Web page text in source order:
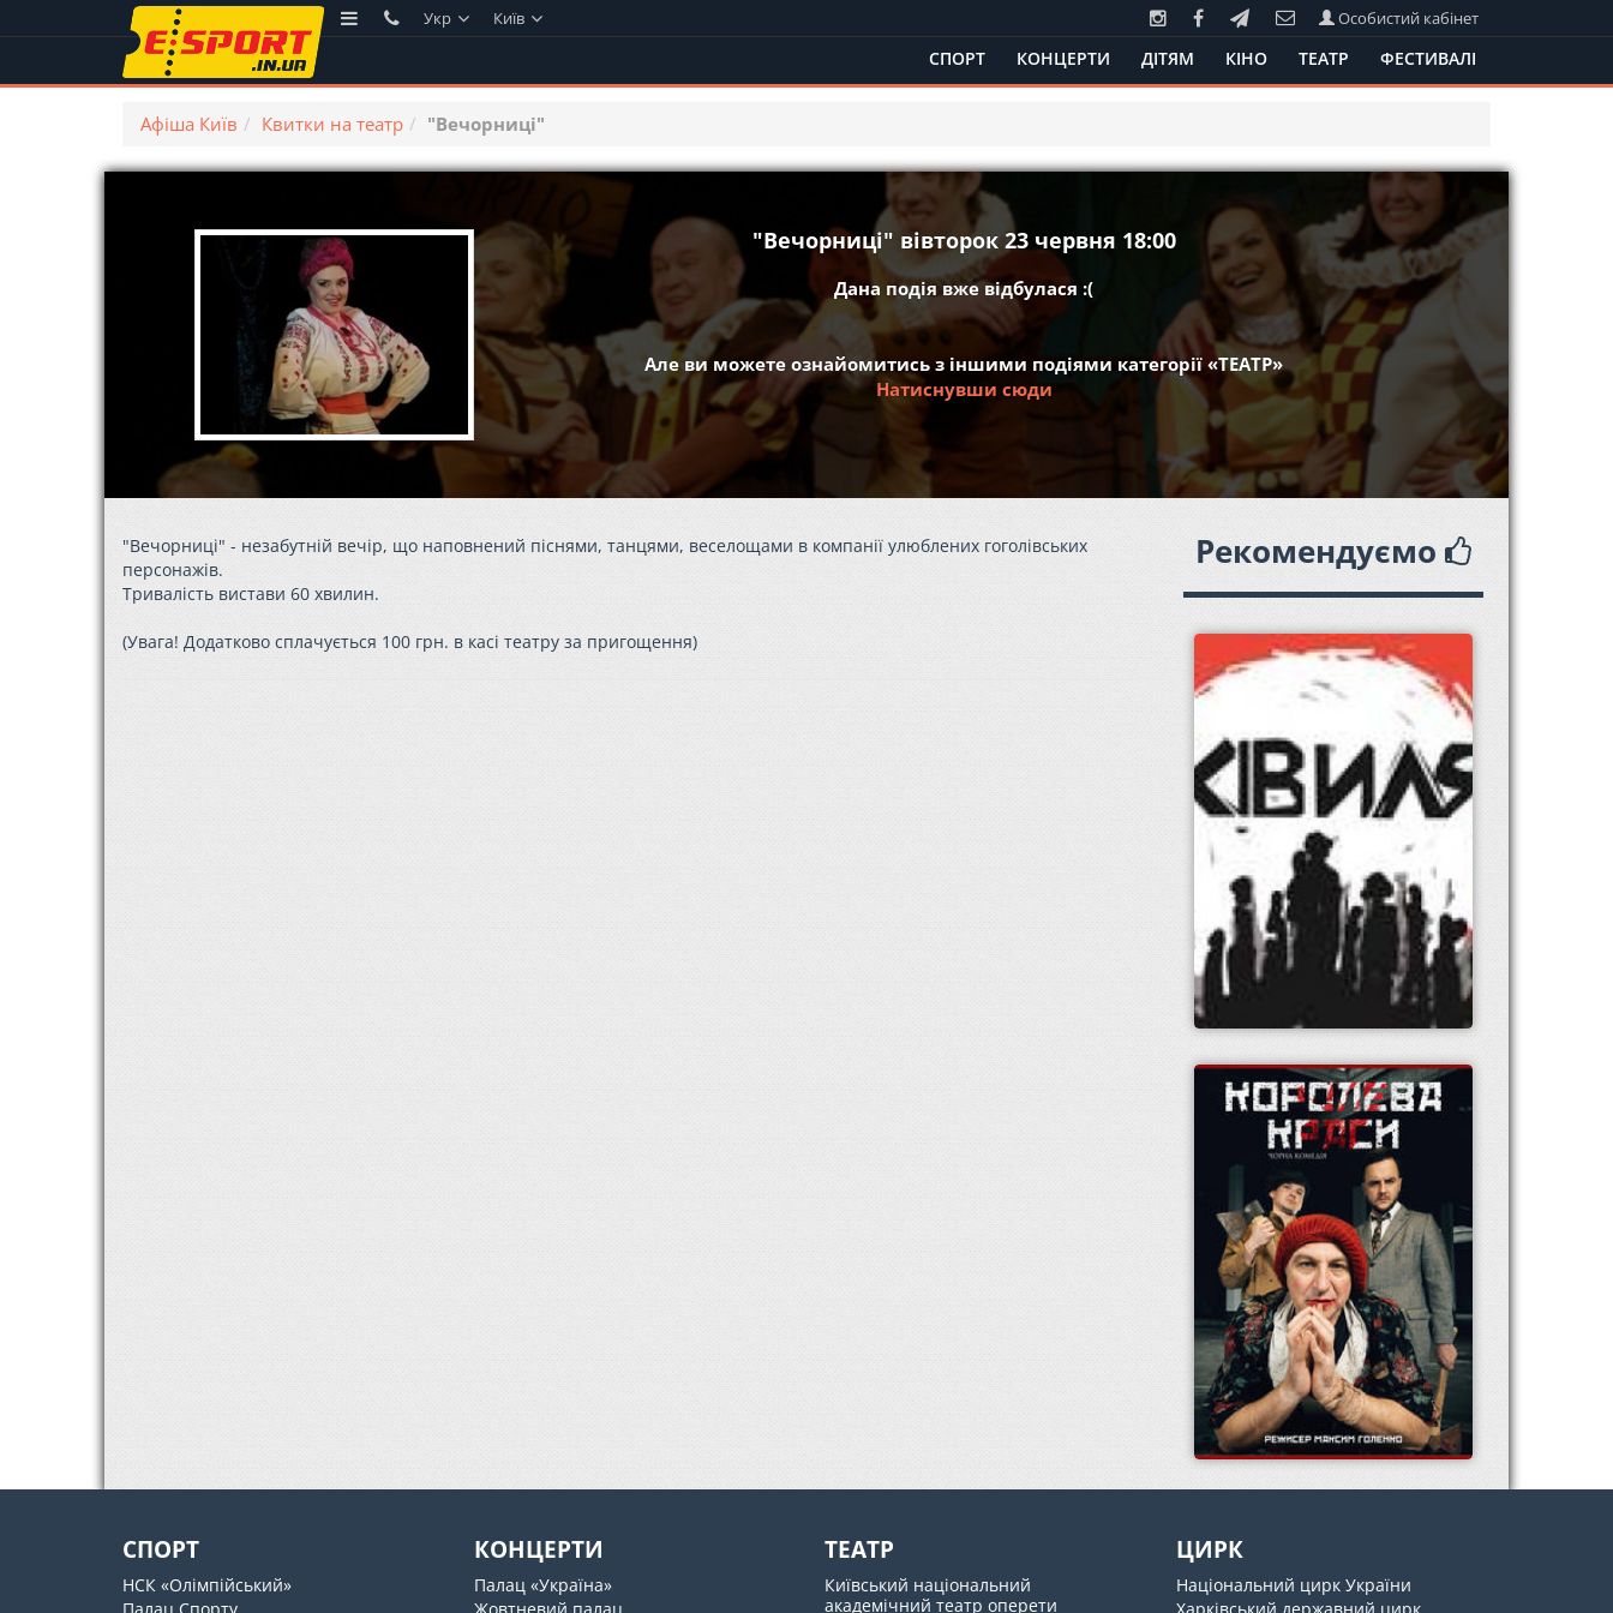
Укр Київ Особистий кабінет
СПОРТ КОНЦЕРТИ ДІТЯМ КІНО ТЕАТР ФЕСТИВАЛІ
Афіша Київ Квитки на театр "Вечорниці"
"Вечорниці" вівторок 23 червня 18:00
Дана подія вже відбулася :(
Але ви можете ознайомитись з іншими подіями категорії «ТЕАТР»
Натиснувши сюди
"Вечорниці" - незабутній вечір, що наповнений піснями, танцями, веселощами в компанії улюблених гоголівських
персонажів.
Тривалість вистави 60 хвилин.
(Увага! Додатково сплачується 100 грн. в касі театру за пригощення)
Рекомендуємо
СПОРТ
НСК «Олімпійський»
КОНЦЕРТИ
Палац «Україна»
ТЕАТР
Київський національний
академічний театр оперети
ЦИРК
Національний цирк України